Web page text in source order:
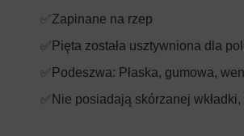
✅Zapinane na rzep
✅Pięta została usztywniona dla
✅Podeszwa: Płaska, gumowa,
✅Nie posiadają skórzanej